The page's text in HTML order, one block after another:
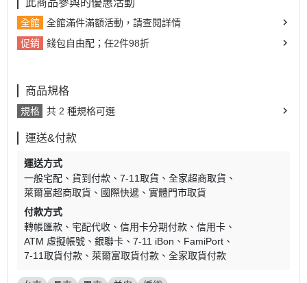
此商品參與的優惠活動
全館
全館滿件滿額活動，請查閱詳情
促銷
錢包自由配；任2件98折
商品規格
規格 共 2 種規格可選
運送&付款
運送方式
一般宅配
貨到付款 7-11取貨
全家超商取貨
萊爾富超商取貨
國際快遞
實體門市取貨
付款方式
轉帳匯款
宅配代收 信用卡分期付款
信用卡
ATM 虛擬帳號
銀聯卡 7-11 iBon
FamiPort
7-11取貨付款
萊爾富取貨付款 全家取貨付款